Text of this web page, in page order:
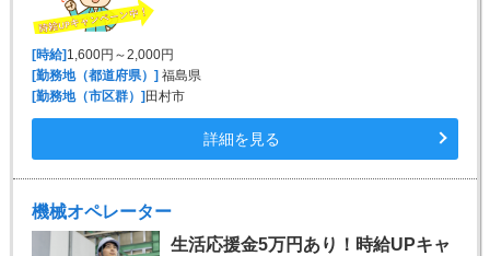
[時給] 1,600円～2,000円
[勤務地（都道府県）] 福島県
[勤務地（市区群）] 田村市
詳細を見る
機械オペレーター
生活応援金5万円あり！時給UPキャ